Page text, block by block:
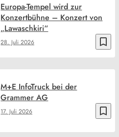
bookmark_border
28. Juli 2026
Europa-Tempel wird zur
Konzertbühne – Konzert von
„Lawaschkiri“
bookmark_border
17. Juli 2026
M+E InfoTruck bei der
Grammer AG